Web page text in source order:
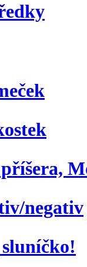
negativ
sluníčko!